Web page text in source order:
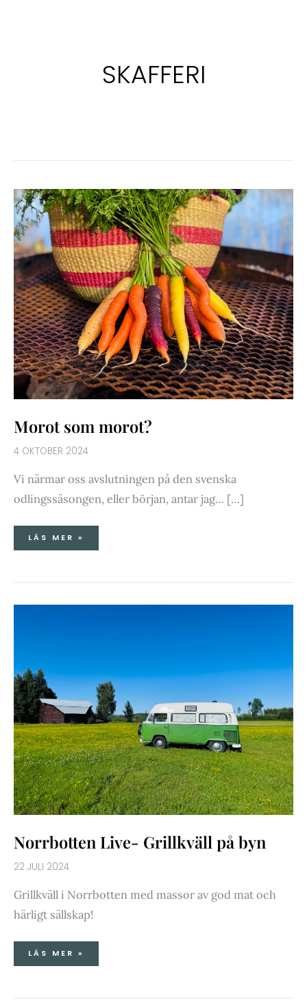
SKAFFERI
Morot som morot?
4 OKTOBER 2024
Vi närmar oss avslutningen på den svenska
odlingssäsongen, eller början, antar jag… […]
MOROT
SOM
MOROT?
LÄS MER »
Norrbotten Live- Grillkväll på byn
22 JULI 2024
Grillkväll i Norrbotten med massor av god mat och
härligt sällskap!
NORRBOTTEN
LÄS MER »